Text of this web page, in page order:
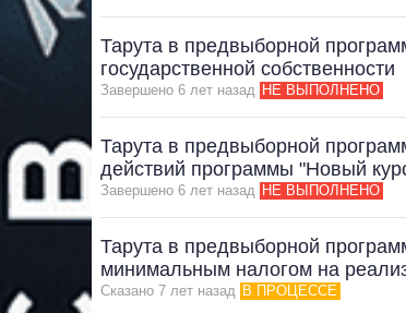
Тарута в предвыборной
государственной собственности
Завершено 6 лет назад НЕ ВЫПОЛНЕНО
Тарута в предвыборной
действий программы "Новый
Завершено 6 лет назад НЕ ВЫПОЛНЕНО
Тарута в предвыборной
минимальным налогом на
Сказано 7 лет назад В ПРОЦЕССЕ